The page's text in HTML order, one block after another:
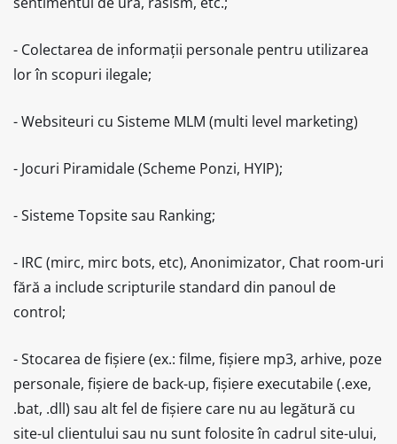
- Colectarea de informații personale pentru utilizarea
lor în scopuri ilegale;
- Websiteuri cu Sisteme MLM (multi level marketing)
- Jocuri Piramidale (Scheme Ponzi, HYIP);
- Sisteme Topsite sau Ranking;
- IRC (mirc, mirc bots, etc), Anonimizator, Chat room-uri
fără a include scripturile standard din panoul de
control;
- Stocarea de fișiere (ex.: filme, fișiere mp3, arhive, poze
personale, fișiere de back-up, fișiere executabile (.exe,
.bat, .dll) sau alt fel de fișiere care nu au legătură cu
site-ul clientului sau nu sunt folosite în cadrul site-ului,